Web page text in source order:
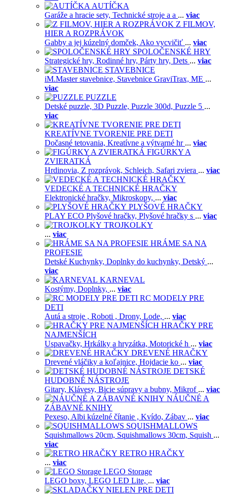
AUTÍČKA
Garáže a hracie sety, Technické stroje a a ... viac
Z FILMOV,
HIER A ROZPRÁVOK
Gabby a jej kúzelný domček, Ako vycvičiť ... viac
SPOLOČENSKÉ HRY
Strategické hry, Rodinné hry, Párty hry, Dets ... viac
STAVEBNICE
iM.Master stavebnice, Stavebnice GraviTrax, ME ...
viac
PUZZLE
Detské puzzle, 3D Puzzle, Puzzle 300d, Puzzle 5 ...
viac
KREATÍVNE TVORENIE PRE DETI
Dočasné tetovania, Kreatívne a výtvarné hr ... viac
FIGÚRKY A
ZVIERATKÁ
Hrdinovia, Z rozprávok, Schleich, Safari zviera ... viac
VEDECKÉ A TECHNICKÉ HRAČKY
Elektronické hračky, Mikroskopy, ... viac
PLYŠOVÉ HRAČKY
PLAY ECO Plyšové hračky, Plyšové hračky s ... viac
TROJKOLKY
... viac
HRÁME SA NA
PROFESIE
Detské Kuchynky, Doplnky do kuchynky, Detský ...
viac
KARNEVAL
Kostýmy, Doplnky, ... viac
RC MODELY PRE
DETI
Autá a stroje , Roboti , Drony, Lode, ... viac
HRAČKY PRE
NAJMENŠÍCH
Uspavačky, Hrkálky a hryzátka, Motorické h ... viac
DREVENÉ HRAČKY
Drevené vláčiky a koľajnice, Hojdacie ko ... viac
DETSKÉ
HUDOBNÉ NÁSTROJE
Gitary, Klávesy, Bicie súpravy a bubny, Mikrof ... viac
NÁUČNÉ A
ZÁBAVNÉ KNIHY
Pexeso, Albi kúzelné čítanie , Kvído, Zábav ... viac
SQUISHMALLOWS
Squishmallows 20cm, Squishmallows 30cm, Squish ...
viac
RETRO HRAČKY
... viac
LEGO Storage
LEGO boxy, LEGO LED Lite, ... viac